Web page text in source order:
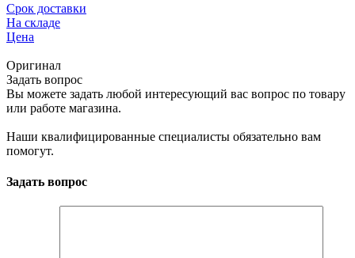
Срок доставки
На складе
Цена
Оригинал
Задать вопрос
Вы можете задать любой интересующий вас вопрос по товару
или работе магазина.
Наши квалифицированные специалисты обязательно вам
помогут.
Задать вопрос